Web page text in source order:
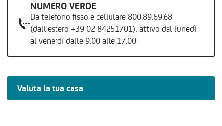
NUMERO VERDE
Da telefono fisso e cellulare 800.89.69.68
(dall'estero +39 02 84251701), attivo dal lunedì
al venerdì dalle 9.00 alle 17.00
Valuta la tua casa